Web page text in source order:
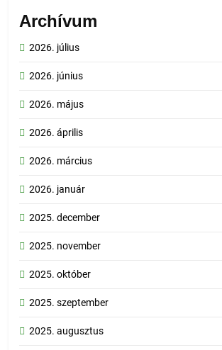
Archívum
2026. július
2026. június
2026. május
2026. április
2026. március
2026. január
2025. december
2025. november
2025. október
2025. szeptember
2025. augusztus